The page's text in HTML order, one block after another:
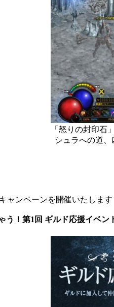
「怒りの封印石
シュラへの道
ャンペーンを開催いたします
！第1回 ギルド応援イベン